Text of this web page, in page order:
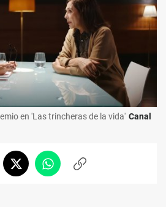
en 'Las trincheras de la vida' Canal
TwitterWhatsappCopiar